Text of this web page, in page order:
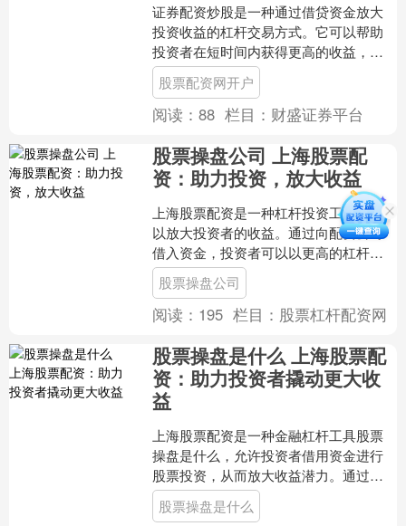
证券配资炒股是一种通过借贷资金放大
投资收益的杠杆交易方式。它可以帮助
投资者在短时间内获得更高的收益，但
同时也伴随着更高的风险。 1. **了解配
资原理：**配资....
股票配资网开户
阅读：88 栏目： 财盛证券平台
股票操盘公司 上海股票配
资：助力投资，放大收益
上海股票配资是一种杠杆投资工具，可
以放大投资者的收益。通过向配资公司
借入资金，投资者可以以更高的杠杆比
例进行股票交易，从而获得更高的潜在
回报。 线上配资的核心优....
股票操盘公司
阅读： 195 栏目： 股票杠杆配资网
股票操盘是什么 上海股票配
资：助力投资者撬动更大收
益
上海股票配资是一种金融杠杆工具股票
操盘是什么，允许投资者借用资金进行
股票投资，从而放大收益潜力。通过配
资，投资者可以以较小的本金撬动更大
的资金，提高投资回报率。....
股票操盘是什么